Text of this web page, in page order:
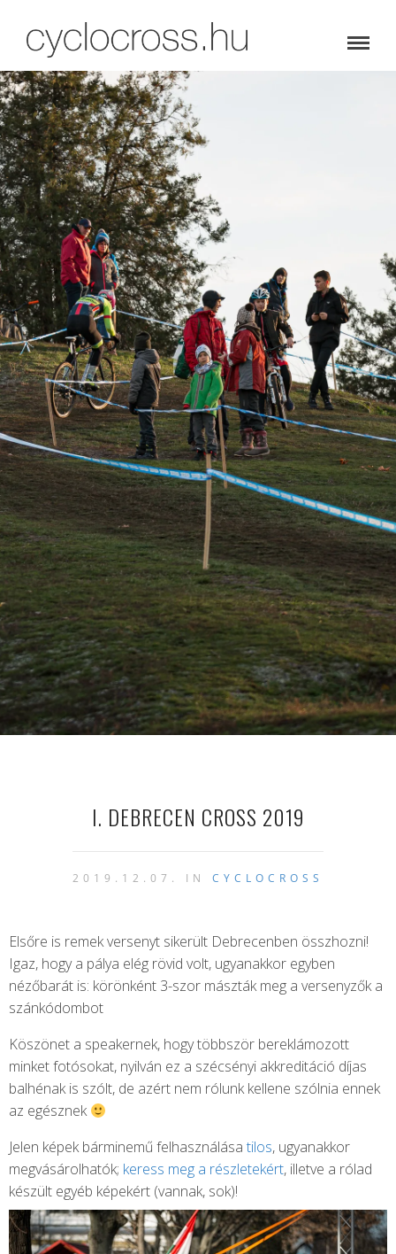
I. DEBRECEN CROSS 2019
2019.12.07. IN CYCLOCROSS
Elsőre is remek versenyt sikerült Debrecenben összhozni!
Igaz, hogy a pálya elég rövid volt, ugyanakkor egyben
nézőbarát is: körönként 3-szor mászták meg a versenyzők a
szánkódombot
Köszönet a speakernek, hogy többször bereklámozott
minket fotósokat, nyilván ez a szécsényi akkreditáció díjas
balhénak is szólt, de azért nem rólunk kellene szólnia ennek
az egésznek
Jelen képek bárminemű felhasználása tilos, ugyanakkor
megvásárolhatók; keress meg a részletekért, illetve a rólad
készült egyéb képekért (vannak, sok)!